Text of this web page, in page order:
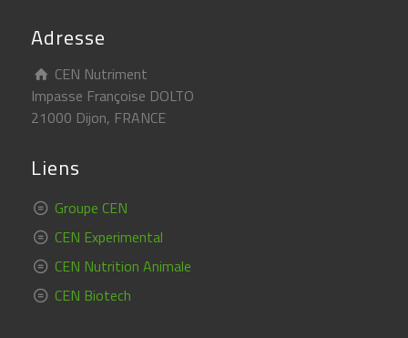
Adresse
CEN Nutriment
Impasse Françoise DOLTO
21000 Dijon, FRANCE
Liens
Groupe CEN
CEN Experimental
CEN Nutrition Animale
CEN Biotech